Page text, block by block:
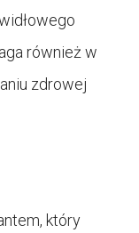
również w
zdrowej
który